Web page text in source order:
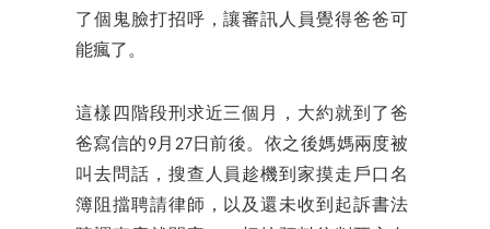
了個鬼臉打招呼，讓審訊人員覺得爸爸可
能瘋了。
這樣四階段刑求近三個月，大約就到了爸
爸寫信的9月27日前後。依之後媽媽兩度被
叫去問話，搜查人員趁機到家摸走戶口名
簿阻擋聘請律師，以及還未收到起訴書法